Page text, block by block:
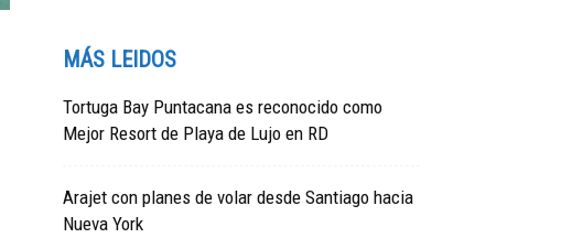
MÁS LEIDOS
Tortuga Bay Puntacana es reconocido como
Mejor Resort de Playa de Lujo en RD
Arajet con planes de volar desde Santiago hacia
Nueva York